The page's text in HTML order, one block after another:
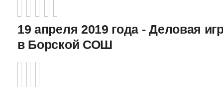
19 апреля 2019 года - Деловая
в Борской СОШ